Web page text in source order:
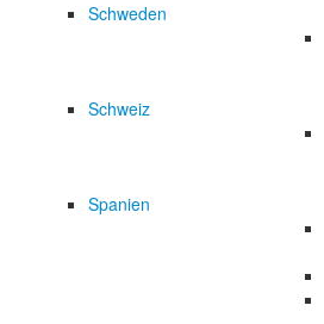
Schweden
Schweiz
Spanien